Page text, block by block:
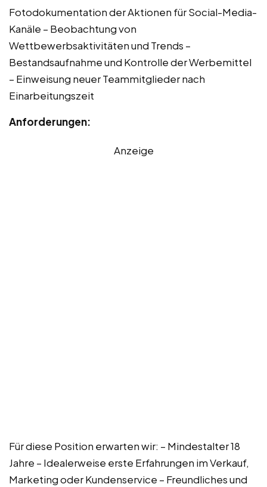
Fotodokumentation der Aktionen für Social-Media-
Kanäle – Beobachtung von
Wettbewerbsaktivitäten und Trends –
Bestandsaufnahme und Kontrolle der Werbemittel
– Einweisung neuer Teammitglieder nach
Einarbeitungszeit
Anforderungen:
Anzeige
Für diese Position erwarten wir: – Mindestalter 18
Jahre – Idealerweise erste Erfahrungen im Verkauf,
Marketing oder Kundenservice – Freundliches und